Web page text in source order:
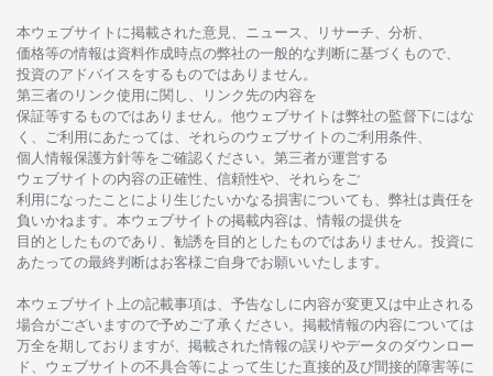
本ウェブサイトに掲載さ れた意見、ニュース、リサーチ、分析、
価格等の情報は資料作成時点の弊社の一般的な判断に基づくもので、
投資のアドバイスをするものではありません。
第三者の リンク使用に 関し、 リンク先の内容を
保証等するものではありません。 他ウェブサイトは弊社の監督下にはな
く、
ご利用に あたっては、 それらのウェブサイトの ご利用条件、
個人情報保護方針等を ご確認ください。 第三者が運営する
ウェブサイトの内容の正確性、信頼性や、それらをご
利用になったことにより 生じたいかなる損害についても、 弊社は責任を
負いかね ます。 本ウェブサイトの掲載内容は、 情報の提供を
目的としたものであり、 勧誘を 目的としたものではありません。 投資に
あたっての最終判断はお客様ご自身でお 願いいたします。
本ウェブサイト 上の記載事項は、 予告なしに 内容が変更又は中止さ れる
場合がございますので予めご了承ください。 掲載情報の内容については
万全を期しておりますが、 掲載さ れた情報の誤りやデータのダウンロー
ド、 ウェブサイトの不具合等に よって生じた 直接的及び間接的障害等に